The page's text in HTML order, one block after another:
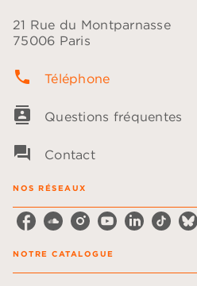
21 Rue du Montparnasse
75006 Paris
phone Téléphone
contacts Questions fréquentes
question_answer Contact
NOS RÉSEAUX
NOTRE CATALOGUE